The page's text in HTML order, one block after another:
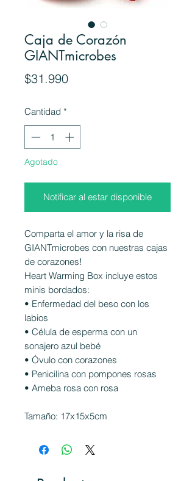
Caja de Corazón
GIANTmicrobes
$31.990Precio
Cantidad *
Agotado
Notificar al estar disponible
Comparta el amor y la risa de
GIANTmicrobes con nuestras cajas
de corazones!
Heart Warming Box incluye estos
minis bordados:
• Enfermedad del beso con los
labios
• Célula de esperma con un
sonajero azul bebé
• Óvulo con corazones
• Penicilina con pompones rosas
• Ameba rosa con rosa
Tamaño: 17x15x5cm